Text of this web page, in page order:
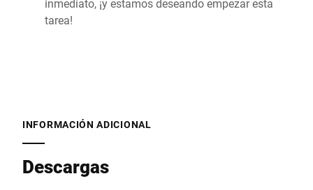
tarea!
INFORMACIÓN ADICIONAL
Descargas